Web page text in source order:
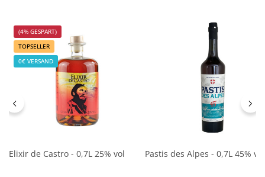
(4% GESPART)
TOPSELLER
0€ VERSAND
Elixir de Castro - 0,7L 25% vol Pastis des Alpes - 0,7L 45% vol